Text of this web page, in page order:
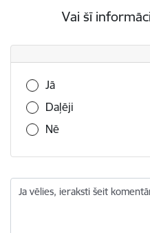
Vai šī
Vai šī informācija bija
Jā
Daļēji
Nē
Ja vēlies, ieraksti šeit